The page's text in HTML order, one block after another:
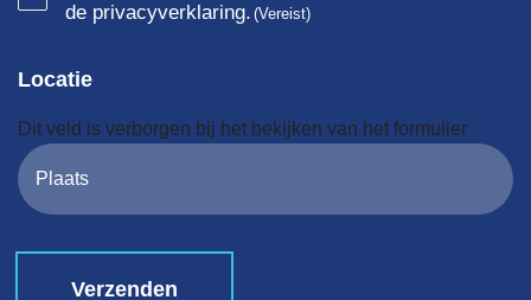
(Vereist)de privacyverklaring. (Vereist)
Dit veld is verborgen bij het bekijken van het formulier
Locatie